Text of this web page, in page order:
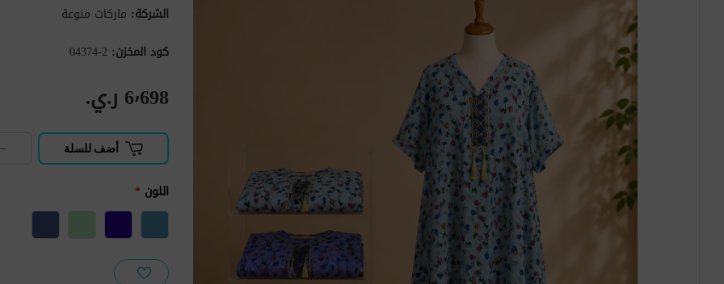
الشركة: ماركات منوعة
كود المخزن: 2-04374
6٬698 ر.ي.‏
أضف للسلة
اللون *